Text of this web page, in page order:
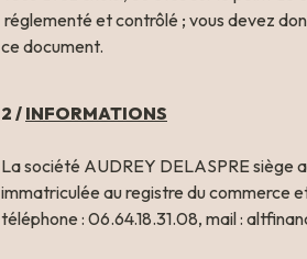
ce document.
2 / INFORMATIONS
La société AUDREY DELASPRE siège
immatriculée au registre du commerce
téléphone : 06.64.18.31.08, mail :